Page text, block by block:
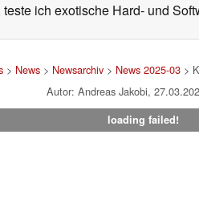
ich exotische Hard- und
> News> Newsarchiv> News 2025-03>
Autor: Andreas Jakobi,
loading failed!